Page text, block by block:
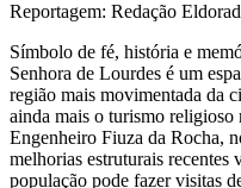
Reportagem: Redação
Símbolo de fé, história e
Senhora de Lourdes é um
região mais movimentada da
ainda mais o turismo religioso
Engenheiro Fiuza da Rocha,
melhorias estruturais recentes
população pode fazer visitas